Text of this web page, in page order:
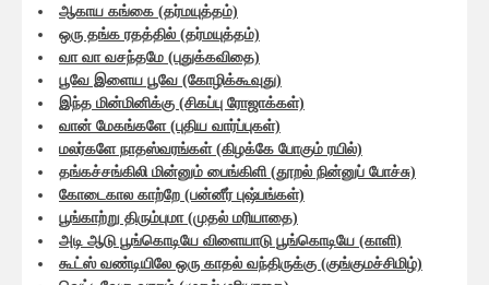
ஆகாய கங்கை (தர்மயுத்தம்)
ஒரு தங்க ரதத்தில் (தர்மயுத்தம்)
வா வா வசந்தமே (புதுக்கவிதை)
பூவே இளைய பூவே (கோழிக்கூவுது)
இந்த மின்மினிக்கு (சிகப்பு ரோஜாக்கள்)
வான் மேகங்களே (புதிய வார்ப்புகள்)
மலர்களே நாதஸ்வரங்கள் (கிழக்கே போகும் ரயில்)
தங்கச்சங்கிலி மின்னும் பைங்கிளி (தூறல் நின்னுப் போச்சு)
கோடைகால காற்றே (பன்னீர் புஷ்பங்கள்)
பூங்காற்று திரும்புமா (முதல் மரியாதை)
அடி ஆடு பூங்கொடியே விளையாடு பூங்கொடியே (காளி)
கூட்ஸ் வண்டியிலே ஒரு காதல் வந்திருக்கு (குங்குமச்சிமிழ்)